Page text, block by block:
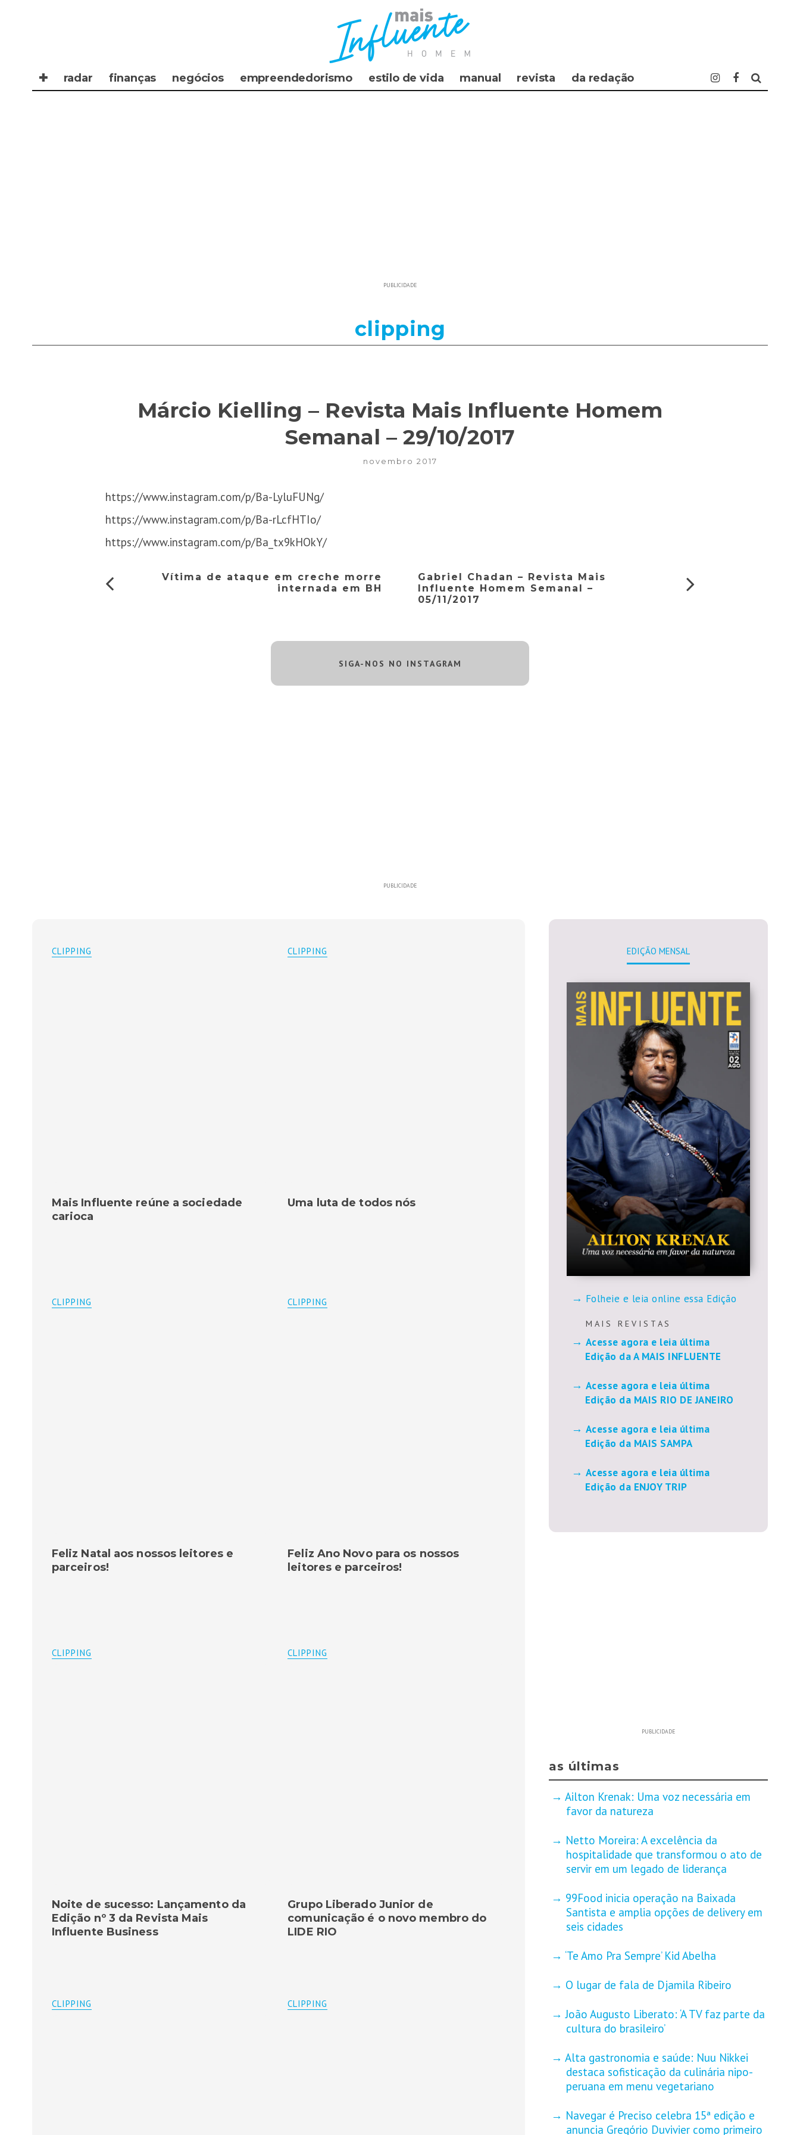
✚ radar finanças negócios empreendedorismo estilo de vida manual revista da redação
PUBLICIDADE
clipping
Márcio Kielling – Revista Mais Influente Homem
Semanal – 29/10/2017
novembro 2017
https://www.instagram.com/p/Ba-LyluFUNg/
https://www.instagram.com/p/Ba-rLcfHTIo/
https://www.instagram.com/p/Ba_tx9kHOkY/
Vítima de ataque em creche morre
internada em BH
Gabriel Chadan – Revista Mais
Influente Homem Semanal –
05/11/2017
SIGA-NOS NO INSTAGRAM
PUBLICIDADE
CLIPPING
Uma luta de todos nós
CLIPPING
Mais Influente reúne a sociedade
carioca
CLIPPING
Feliz Ano Novo para os nossos
leitores e parceiros!
CLIPPING
Feliz Natal aos nossos leitores e
parceiros!
CLIPPING
Grupo Liberado Junior de
comunicação é o novo membro do
LIDE RIO
CLIPPING
Noite de sucesso: Lançamento da
Edição nº 3 da Revista Mais
Influente Business
CLIPPING
CLIPPING
EDIÇÃO MENSAL
Folheie e leia online essa Edição
M A I S R E V I S T A S
Acesse agora e leia última
Edição da A MAIS INFLUENTE
Acesse agora e leia última
Edição da MAIS RIO DE JANEIRO
Acesse agora e leia última
Edição da MAIS SAMPA
Acesse agora e leia última
Edição da ENJOY TRIP
PUBLICIDADE
as últimas
Ailton Krenak: Uma voz necessária em
favor da natureza
Netto Moreira: A excelência da
hospitalidade que transformou o ato de
servir em um legado de liderança
99Food inicia operação na Baixada
Santista e amplia opções de delivery em
seis cidades
‘Te Amo Pra Sempre’ Kid Abelha
O lugar de fala de Djamila Ribeiro
João Augusto Liberato: ‘A TV faz parte da
cultura do brasileiro’
Alta gastronomia e saúde: Nuu Nikkei
destaca sofisticação da culinária nipo-
peruana em menu vegetariano
Navegar é Preciso celebra 15ª edição e
anuncia Gregório Duvivier como primeiro